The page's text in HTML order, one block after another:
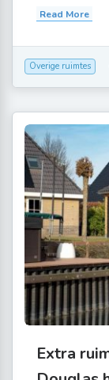
Read More
Overige ruimtes
Extra